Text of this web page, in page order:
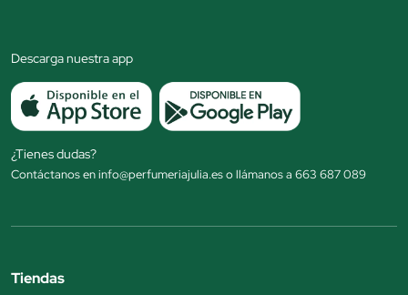
Descarga nuestra app
¿Tienes dudas?
Contáctanos en info@perfumeriajulia.es o llámanos a 663 687 089
Tiendas